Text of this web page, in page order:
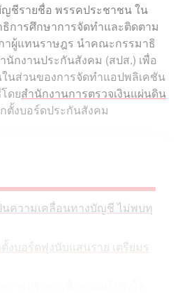
ชีรายชื่อ พรรคประชาชน ใน
การศึกษาการจัดทำและติดตาม
าผู้แทนราษฎร นำคณะกรรมาธิ
นักงานประกันสังคม (สปส.) เพื่อ
นส่วนของการจัดทำแอปพลิเคชัน
ดยสำนักงานการตรวจเงินแผ่นดิน
ตั้งบอร์ดประกันสังคม
นความเคลื่อนทางบัญชี ไม่พบทุ
งบอร์ดพุ่งนับแสนราย เตรียมร